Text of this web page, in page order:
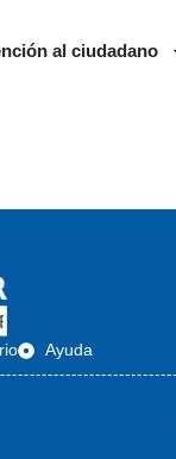
al ciudadano
Ayuda